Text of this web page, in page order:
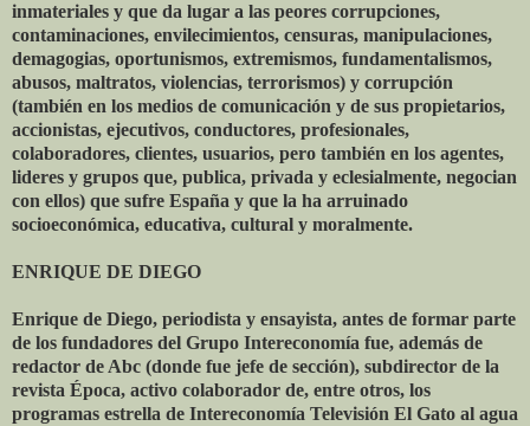
inmateriales y que da lugar a las peores corrupciones,
contaminaciones, envilecimientos, censuras, manipulaciones,
demagogias, oportunismos, extremismos, fundamentalismos,
abusos, maltratos, violencias, terrorismos) y corrupción
(también en los medios de comunicación y de sus propietarios,
accionistas, ejecutivos, conductores, profesionales,
colaboradores, clientes, usuarios, pero también en los agentes,
lideres y grupos que, publica, privada y eclesialmente, negocian
con ellos) que sufre España y que la ha arruinado
socioeconómica, educativa, cultural y moralmente.
ENRIQUE DE DIEGO
Enrique de Diego, periodista y ensayista, antes de formar parte
de los fundadores del Grupo Intereconomía fue, además de
redactor de Abc (donde fue jefe de sección), subdirector de la
revista Época, activo colaborador de, entre otros, los
programas estrella de Intereconomía Televisión El Gato al agua